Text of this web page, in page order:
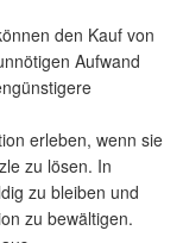
den Kauf von
Aufwand
erleben, wenn sie
zu lösen. In
zu bleiben und
zu bewältigen.